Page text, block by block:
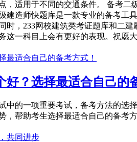
，适用于不同的交通条件。 备考
建造师快题库是一款专业的备考工
时，233网校建筑类考证题库和二
这一科目上会有更好的表现。祝愿
？选择最适合自己的
中的一项重要考试，备考方法的
，帮助考生选择最适合自己的备